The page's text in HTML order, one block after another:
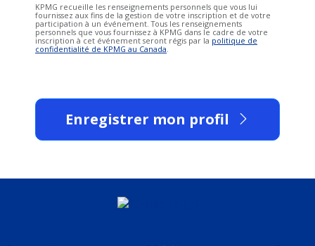
KPMG recueille les renseignements personnels que vous lui
fournissez aux fins de la gestion de votre inscription et de votre
participation à un événement. Tous les renseignements
personnels que vous fournissez à KPMG dans le cadre de votre
inscription à cet événement seront régis par la politique de
confidentialité de KPMG au Canada
Enregistrer mon profil